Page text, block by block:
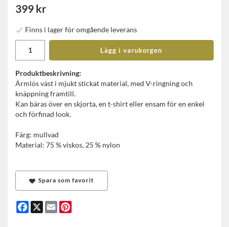
399 kr
Finns i lager för omgående leverans
Lägg i varukorgen
Produktbeskrivning:
Ärmlös väst i mjukt stickat material, med V-ringning och
knäppning framtill.
Kan bäras över en skjorta, en t-shirt eller ensam för en enkel
och förfinad look.
Färg: mullvad
Material: 75 % viskos, 25 % nylon
Spara som favorit
Facebook
X Email